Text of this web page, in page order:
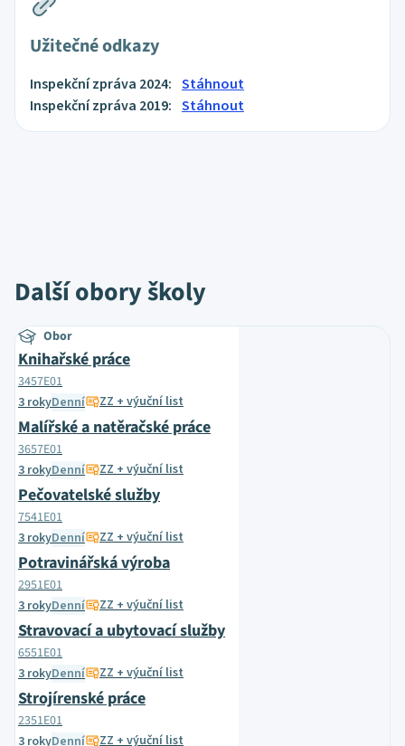
Užitečné odkazy
Inspekční zpráva 2024: Stáhnout
Inspekční zpráva 2019: Stáhnout
Další obory školy
Obor
Knihařské práce
3457E01
3 rokyDenní ZZ + výuční list
Malířské a natěračské práce
3657E01
3 rokyDenní ZZ + výuční list
Pečovatelské služby
7541E01
3 rokyDenní ZZ + výuční list
Potravinářská výroba
2951E01
3 rokyDenní ZZ + výuční list
Stravovací a ubytovací služby
6551E01
3 rokyDenní ZZ + výuční list
Strojírenské práce
2351E01
3 rokyDenní ZZ + výuční list